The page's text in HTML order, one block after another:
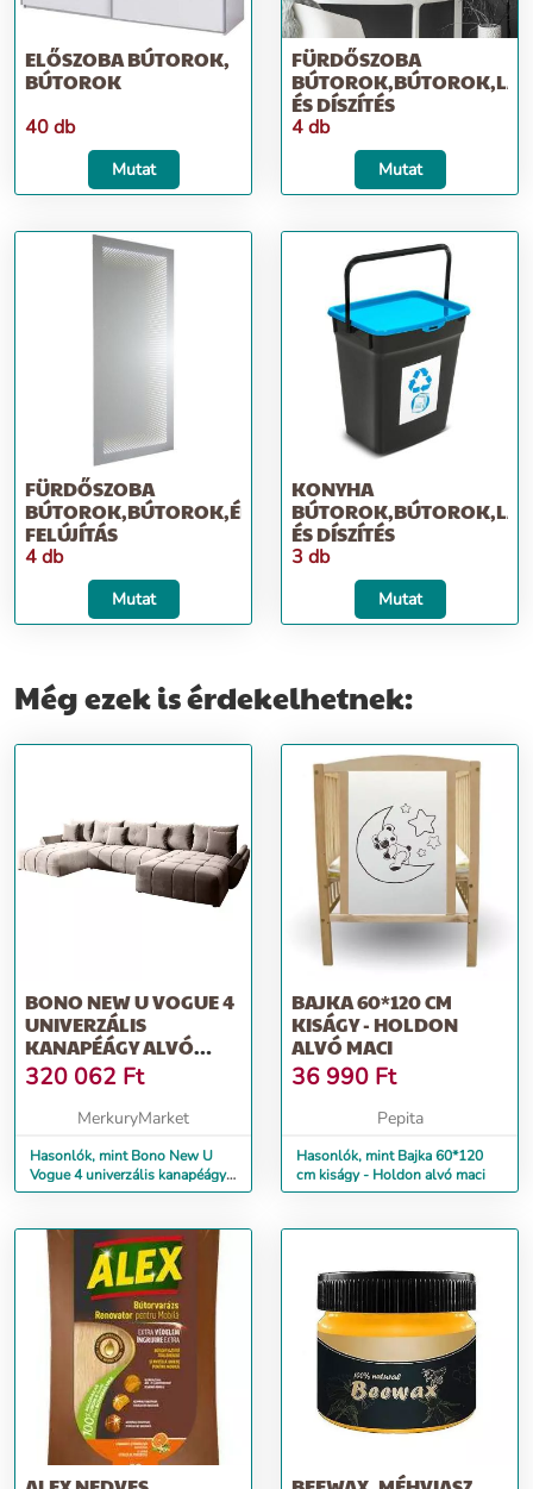
ELŐSZOBA BÚTOROK,
BÚTOROK
40 db
Mutat
FÜRDŐSZOBA
ÉS DÍSZÍTÉS
4 db
Mutat
FÜRDŐSZOBA
BÚTOROK,BÚTOROK,ÉPÍTKEZÉS;
FELÚJÍTÁS
4 db
Mutat
KONYHA
ÉS DÍSZÍTÉS
3 db
Mutat
Még ezek is érdekelhetnek:
BONO NEW U VOGUE 4
UNIVERZÁLIS
KANAPÉÁGY ALVÓ
FUNKCIÓVAL
320 062 Ft
MerkuryMarket
Hasonlók, mint Bono New U
Vogue 4 univerzális kanapéágy
alvó funkcióval
BAJKA 60*120 CM
KISÁGY - HOLDON
ALVÓ MACI
36 990 Ft
Pepita
Hasonlók, mint Bajka 60*120
cm kiságy - Holdon alvó maci